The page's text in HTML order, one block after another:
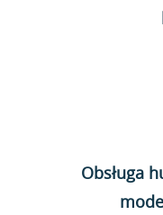
Obsługa